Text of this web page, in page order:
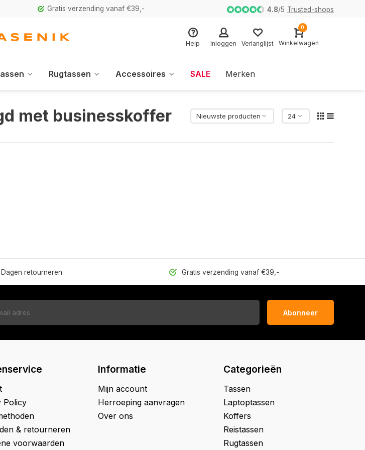
Gratis verzending vanaf €39,- 4.8/5 Trusted-shops
Help Inloggen Verlanglijst
0
Winkelwagen
Rugtassen Accessoires SALE Merken
met businesskoffer
retourneren Gratis verzending vanaf €39,-
Abonneer
Policy
& retourneren
voorwaarden
Informatie
Mijn account
Herroeping aanvragen
Over ons
Categorieën
Tassen
Laptoptassen
Koffers
Reistassen
Rugtassen